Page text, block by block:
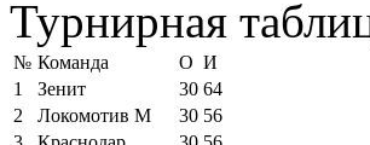
Турнирная
№ Команда О И
1
Зенит 30 64
2
Локомотив М 30 56